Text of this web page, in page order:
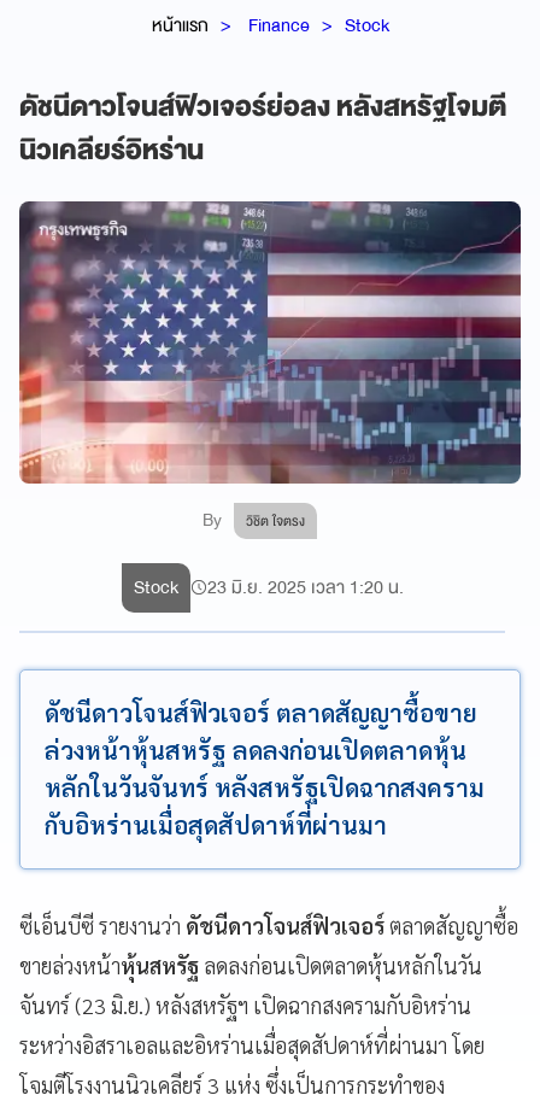
หน้าแรก Finance Stock
ดัชนีดาวโจนส์ฟิวเจอร์ย่อลง หลังสหรัฐโจมตี
นิวเคลียร์อิหร่าน
By วิชิต ใจตรง
Stock 23 มิ.ย. 2025 เวลา 1:20 น.
ดัชนีดาวโจนส์ฟิวเจอร์ ตลาดสัญญาซื้อขาย
ล่วงหน้าหุ้นสหรัฐ ลดลงก่อนเปิดตลาดหุ้น
หลักในวันจันทร์ หลังสหรัฐเปิดฉากสงคราม
กับอิหร่านเมื่อสุดสัปดาห์ที่ผ่านมา
ซีเอ็นบีซี รายงานว่า ดัชนีดาวโจนส์ฟิวเจอร์ตลาดสัญญาซื้อ
ขายล่วงหน้าหุ้นสหรัฐ ลดลงก่อนเปิดตลาดหุ้นหลักในวัน
จันทร์ (23 มิ.ย.) หลังสหรัฐฯ เปิดฉากสงครามกับอิหร่าน
ระหว่างอิสราเอลและอิหร่านเมื่อสุดสัปดาห์ที่ผ่านมา โดย
โจมตีโรงงานนิวเคลียร์ 3 แห่ง ซึ่งเป็นการกระทำของ